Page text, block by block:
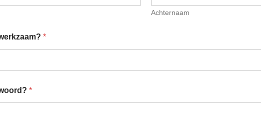
Achternaam
*
*